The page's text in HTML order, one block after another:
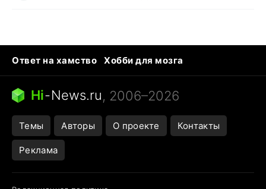
Ответ на хамство
Хобби для мозга
Бензин 100 и 95
Тунцы в океанариуме
Следующая пандемия
Hi-News.ru, 2006–2026
Темы Авторы О проекте Контакты
Реклама